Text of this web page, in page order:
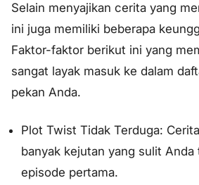
Selain menyajikan cerita yang
ini juga memiliki beberapa
Faktor-faktor berikut ini yang
sangat layak masuk ke dalam
pekan Anda.
Plot Twist Tidak Terduga:
banyak kejutan yang sulit Anda
episode pertama.